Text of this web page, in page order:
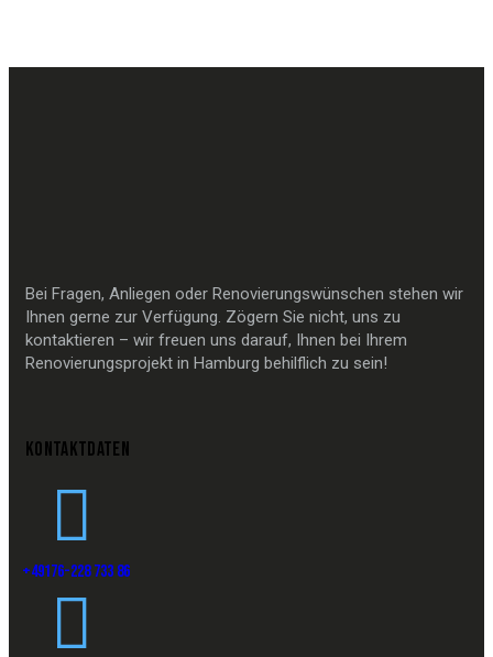
Bei Fragen, Anliegen oder Renovierungswünschen stehen wir
Ihnen gerne zur Verfügung. Zögern Sie nicht, uns zu
kontaktieren – wir freuen uns darauf, Ihnen bei Ihrem
Renovierungsprojekt in Hamburg behilflich zu sein!
KONTAKTDATEN
+49176-228 733 86